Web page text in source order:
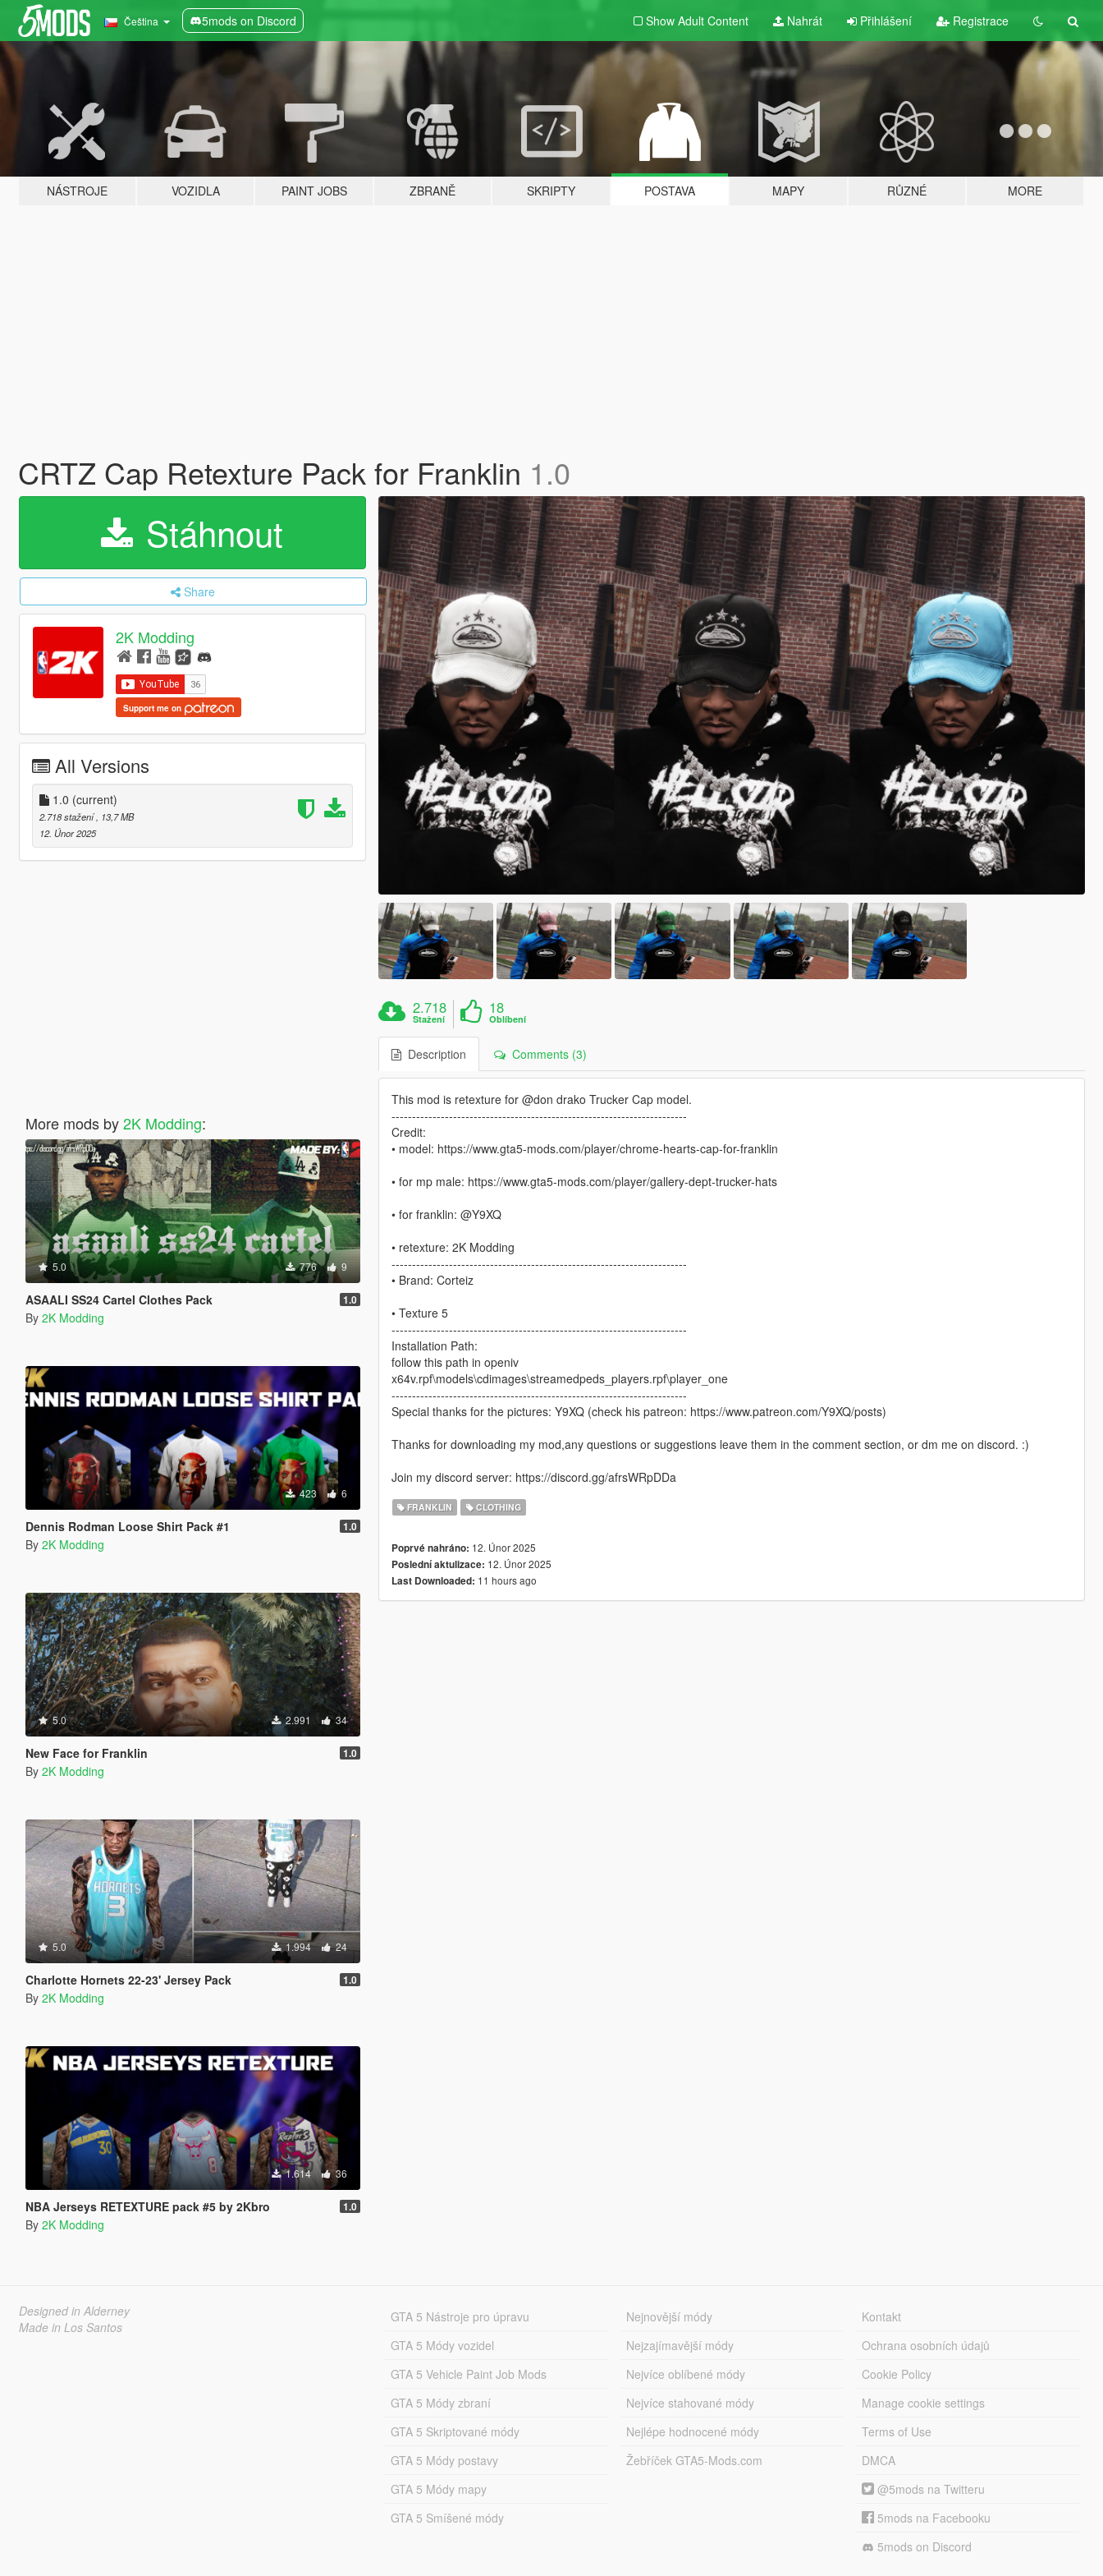
Čeština 5mods on Discord Show Adult Content Nahrát Přihlášení Registrace
NÁSTROJE VOZIDLA PAINT JOBS ZBRANĚ SKRIPTY POSTAVA MAPY RŮZNÉ MORE
CRTZ Cap Retexture Pack for Franklin 1.0
Stáhnout
Share
2K Modding
Support me on
All Versions
1.0 (current)
2.718 stažení , 13,7 MB
12. Únor 2025
More mods by2K Modding:
5.0 776 9
ASAALI SS24 Cartel Clothes Pack 1.0
By 2K Modding
423 6
Dennis Rodman Loose Shirt Pack #1 1.0
By 2K Modding
5.0 2.991 34
New Face for Franklin 1.0
By 2K Modding
5.0 1.994 24
Charlotte Hornets 22-23' Jersey Pack 1.0
By 2K Modding
1.614 36
NBA Jerseys RETEXTURE pack #5 by 2Kbro 1.0
By 2K Modding
2.718
Stažení
18
Oblíbení
Description Comments (3)
This mod is retexture for @don drako Trucker Cap model.
------------------------------------------------------------------------
Credit:
• model: https://www.gta5-mods.com/player/chrome-hearts-cap-for-franklin
• for mp male: https://www.gta5-mods.com/player/gallery-dept-trucker-hats
• for franklin: @Y9XQ
• retexture: 2K Modding
------------------------------------------------------------------------
• Brand: Corteiz
• Texture 5
------------------------------------------------------------------------
Installation Path:
follow this path in openiv
x64v.rpf\models\cdimages\streamedpeds_players.rpf\player_one
------------------------------------------------------------------------
Special thanks for the pictures: Y9XQ (check his patreon: https://www.patreon.com/Y9XQ/posts)
Thanks for downloading my mod,any questions or suggestions leave them in the comment section, or dm me on discord. :)
Join my discord server: https://discord.gg/afrsWRpDDa
FRANKLIN CLOTHING
Poprvé nahráno: 12. Únor 2025
Poslední aktulizace: 12. Únor 2025
Last Downloaded: 11 hours ago
Designed in Alderney
Made in Los Santos
GTA 5 Nástroje pro úpravu
GTA 5 Módy vozidel
GTA 5 Vehicle Paint Job Mods
GTA 5 Módy zbraní
GTA 5 Skriptované módy
GTA 5 Módy postavy
GTA 5 Módy mapy
GTA 5 Smíšené módy
Nejnovější módy
Nejzajímavější módy
Nejvíce oblíbené módy
Nejvíce stahované módy
Nejlépe hodnocené módy
Žebříček GTA5-Mods.com
Kontakt
Ochrana osobních údajů
Cookie Policy
Manage cookie settings
Terms of Use
DMCA
@5mods na Twitteru
5mods na Facebooku
5mods on Discord